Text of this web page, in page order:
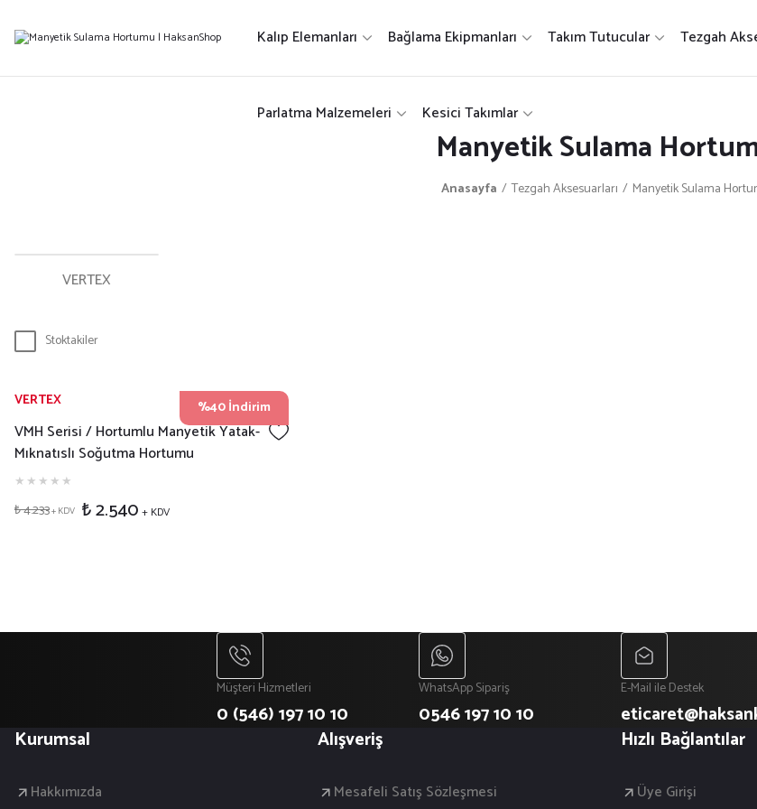
Kalıp Elemanları Bağlama Ekipmanları Takım Tutucular Tezgah
Parlatma Malzemeleri Kesici Takımlar
Manyetik Sulama
Anasayfa Tezgah Aksesuarları Manyetik Sulama
VERTEX
Stoktakiler
%40 İndirim
VERTEX
VMH Serisi / Hortumlu Manyetik Yatak-
Mıknatıslı Soğutma Hortumu
₺ 4.233+ KDV ₺ 2.540 + KDV
Müşteri Hizmetleri
0 (546) 197 10 10
WhatsApp Sipariş
0546 197 10 10
E-Mail ile Destek
Kurumsal
Hakkımızda
Alışveriş
Mesafeli Satış Sözleşmesi
Hızlı Bağlantılar
Üye Girişi